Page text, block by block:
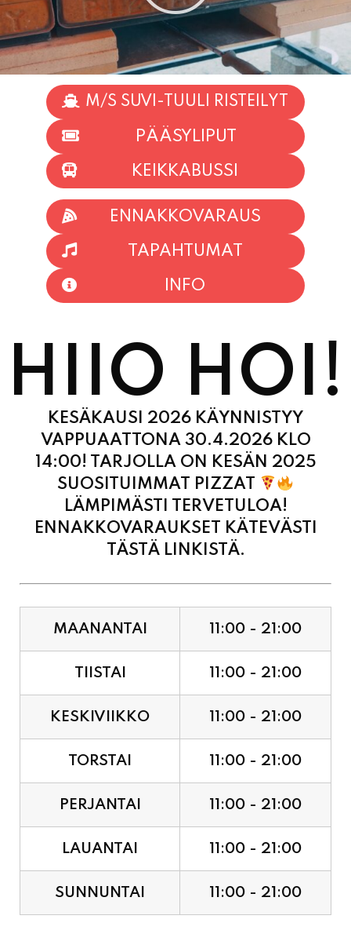
M/S SUVI-TUULI RISTEILYT
PÄÄSYLIPUT
KEIKKABUSSI
TAPAHTUMAT
INFO
HIIO HOI!
KESÄKAUSI 2026 KÄYNNISTYY
VAPPUAATTONA 30.4.2026 KLO
14:00! TARJOLLA ON KESÄN 2025
SUOSITUIMMAT PIZZAT
LÄMPIMÄSTI TERVETULOA!
ENNAKKOVARAUKSET KÄTEVÄSTI
TÄSTÄ LINKISTÄ.
TIISTAI 11:00 - 21:00
KESKIVIIKKO 11:00 - 21:00
TORSTAI 11:00 - 21:00
PERJANTAI 11:00 - 21:00
LAUANTAI 11:00 - 21:00
SUNNUNTAI 11:00 - 21:00